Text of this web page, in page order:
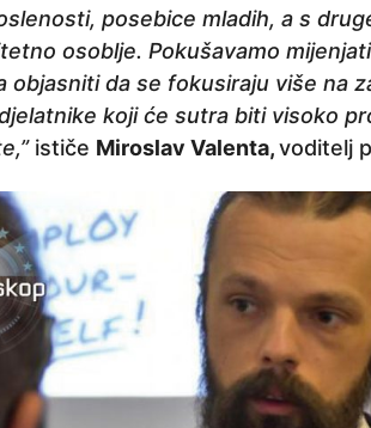
posebice mladih, a s
osoblje. Pokušavamo
objasniti da se fokusiraju više na
koji će sutra biti visoko
ističe Miroslav Valenta,voditelj